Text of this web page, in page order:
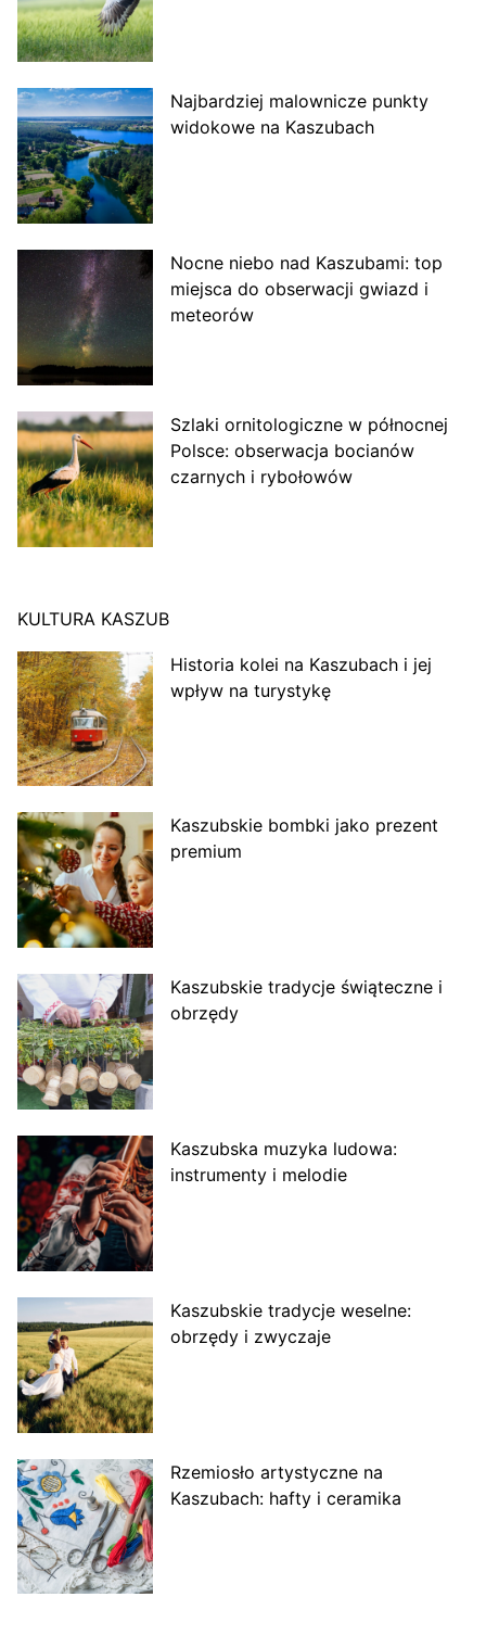
Najbardziej malownicze punkty
widokowe na Kaszubach
Nocne niebo nad Kaszubami: top
miejsca do obserwacji gwiazd i
meteorów
Szlaki ornitologiczne w północnej
Polsce: obserwacja bocianów
czarnych i rybołowów
KULTURA KASZUB
Historia kolei na Kaszubach i jej
wpływ na turystykę
Kaszubskie bombki jako prezent
premium
Kaszubskie tradycje świąteczne i
obrzędy
Kaszubska muzyka ludowa:
instrumenty i melodie
Kaszubskie tradycje weselne:
obrzędy i zwyczaje
Rzemiosło artystyczne na
Kaszubach: hafty i ceramika